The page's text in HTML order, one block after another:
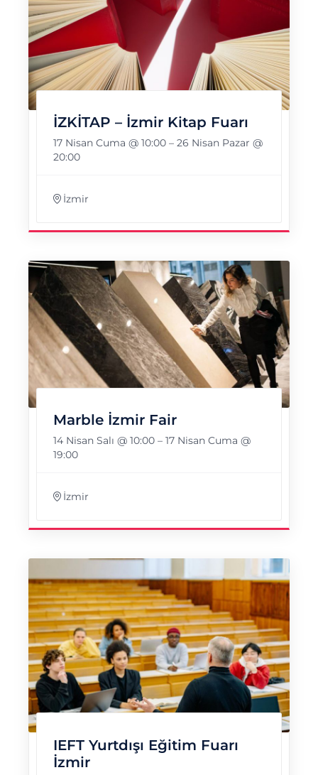
İZKİTAP – İzmir Kitap Fuarı
17 Nisan Cuma @ 10:00– 26 Nisan Pazar @
20:00
İzmir
Marble İzmir Fair
14 Nisan Salı @ 10:00– 17 Nisan Cuma @
19:00
İzmir
IEFT Yurtdışı Eğitim Fuarı
İzmir